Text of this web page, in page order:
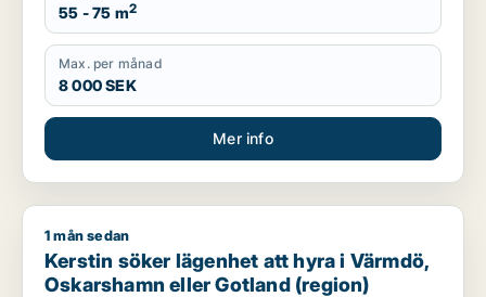
55 - 75 m2
Max. per månad
8 000 SEK
Mer info
Kerstin söker lägenhet att hyra i Värmdö, Oskarshamn eller
1 mån sedan
Kerstin söker lägenhet att hyra i Värmdö,
Oskarshamn eller Gotland (region)